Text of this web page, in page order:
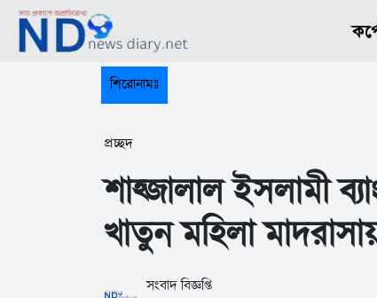
শিরোনামঃ
প্রচ্ছদ
শাহ্জালাল ইসলামী
খাতুন মহিলা
সংবাদ বিজ্ঞপ্তি